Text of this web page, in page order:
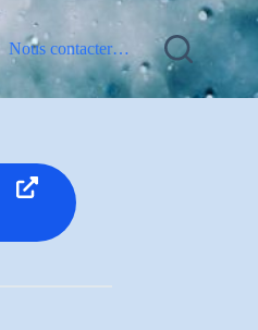
Nous contacter…